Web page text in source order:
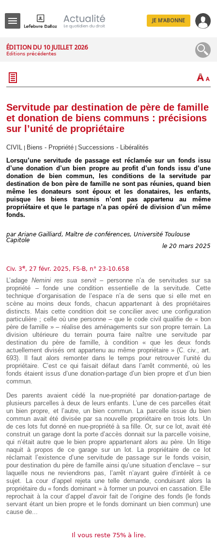
IT
JE M'ABONNE
ÉDITION DU 10 JUILLET 2026
Éditions précédentes
Servitude par destination de père de famille
et donation de biens communs : précisions
sur l’unité de propriétaire
CIVIL Biens - Propriété Successions - Libéralités
Lorsqu’une servitude de passage est réclamée sur un fonds issu
d’une donation d’un bien propre au profit d’un fonds issu d’une
donation de bien commun, les conditions de la servitude par
destination de bon père de famille ne sont pas réunies, quand bien
même les donateurs sont époux et les donataires, les enfants,
puisque les biens transmis n’ont pas appartenu au même
propriétaire et que le partage n’a pas opéré de division d’un même
fonds.
par Ariane Gailliard, Maître de conférences, Université Toulouse
Capitole
le 20 mars 2025
Civ. 3e, 27 févr. 2025, FS-B, n° 23-10.658
L’adage Nemini res sua servit– personne n’a de servitudes sur sa
propriété – fonde une condition essentielle de la servitude. Cette
technique d’organisation de l’espace n’a de sens que si elle met en
scène au moins deux fonds, chacun appartenant à des propriétaires
distincts. Mais cette condition doit se concilier avec une configuration
particulière ; celle où une personne – que le code civil qualifie de « bon
père de famille » – réalise des aménagements sur son propre terrain. La
division ultérieure du terrain pourra faire naître une servitude par
destination du père de famille, à condition « que les deux fonds
actuellement divisés ont appartenu au même propriétaire » (C. civ., art.
693). Il faut alors remonter dans le temps pour retrouver l’unité du
propriétaire. C’est ce qui faisait défaut dans l’arrêt commenté, où les
fonds étaient issus d’une donation-partage d’un bien propre et d’un bien
commun.
Des parents avaient cédé la nue-propriété par donation-partage de
plusieurs parcelles à deux de leurs enfants. L’une de ces parcelles était
un bien propre, et l’autre, un bien commun. La parcelle issue du bien
commun avait été divisée par sa nouvelle propriétaire en trois lots. Un
de ces lots fut donné en nue-propriété à sa fille. Or, sur ce lot, avait été
construit un garage dont la porte d’accès donnait sur la parcelle voisine,
qui n’était autre que le bien propre appartenant alors au père. Un litige
naquit à propos de ce garage sur un lot. La propriétaire de ce lot
réclamait l’existence d’une servitude de passage sur le fonds voisin,
pour destination du père de famille ainsi qu’une situation d’enclave – sur
laquelle nous ne reviendrons pas, l’arrêt n’ayant guère d’intérêt à ce
sujet. La cour d’appel rejeta une telle demande, conduisant alors la
propriétaire du « fonds dominant » à former un pourvoi en cassation. Elle
reprochait à la cour d’appel d’avoir fait de l’origine des fonds (le fonds
servant étant un bien propre et le fonds dominant un bien commun) une
cause de...
Il vous reste 75% à lire.